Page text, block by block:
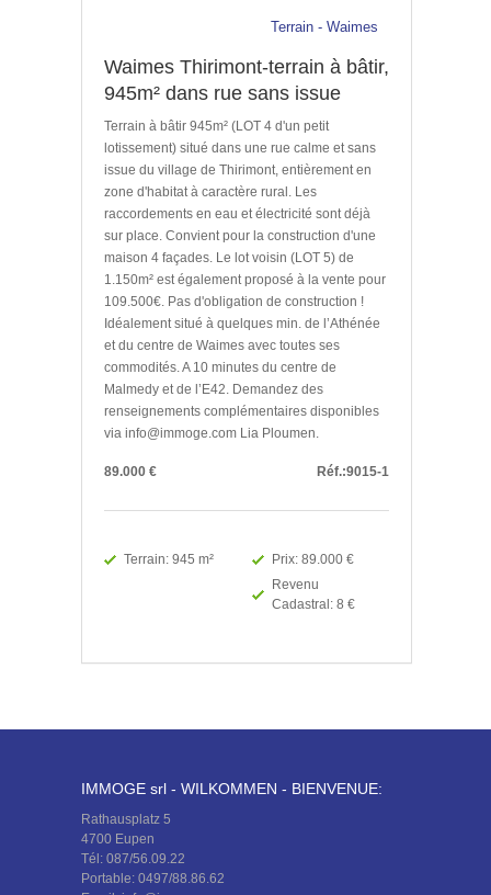
Terrain - Waimes
Waimes Thirimont-terrain à bâtir,
945m² dans rue sans issue
Terrain à bâtir 945m² (LOT 4 d'un petit
lotissement) situé dans une rue calme et sans
issue du village de Thirimont, entièrement en
zone d'habitat à caractère rural. Les
raccordements en eau et électricité sont déjà
sur place. Convient pour la construction d'une
maison 4 façades. Le lot voisin (LOT 5) de
1.150m² est également proposé à la vente pour
109.500€. Pas d'obligation de construction !
Idéalement situé à quelques min. de l’Athénée
et du centre de Waimes avec toutes ses
commodités. A 10 minutes du centre de
Malmedy et de l’E42. Demandez des
renseignements complémentaires disponibles
via info@immoge.com Lia Ploumen.
89.000 € Réf.:9015-1
Terrain: 945 m²
Prix: 89.000 €
Revenu
Cadastral: 8 €
IMMOGE srl - WILKOMMEN - BIENVENUE:
Rathausplatz 5
4700 Eupen
Tél: 087/56.09.22
Portable: 0497/88.86.62